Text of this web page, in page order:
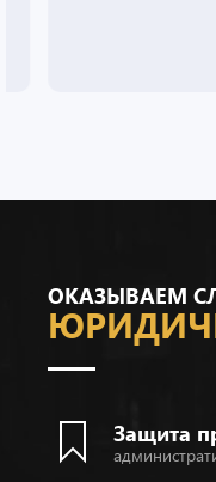
ОКАЗЫВАЕМ
Защита